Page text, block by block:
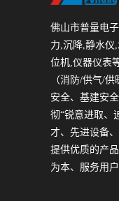
佛山市普量电
力,沉降,静水仪
位机,仪器仪表
（消防/供气/
安全、基建安
彻“锐意进取、
才、先进设备
提供优质的产
为本、服务用